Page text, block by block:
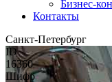
Бизнес-
Контакты
Санкт-Петербург
ID
16360
Шифр